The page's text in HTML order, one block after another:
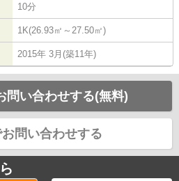
10分
1K(26.93㎡～27.50㎡)
2015年 3月(築11年)
問い合わせする(無料)
問い合わせする